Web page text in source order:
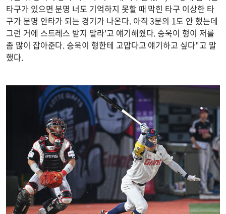
타구가 있으면 분명 너도 기억하지 못할 때 막힌 타구 이상한 타
구가 분명 안타가 되는 경기가 나온다. 아직 3분의 1도 안 했는데
그런 거에 스트레스 받지 말라'고 얘기해줬다. 승욱이 형이 저를
좀 많이 잡아준다. 승욱이 형한테 고맙다고 얘기하고 싶다"고 말
했다.